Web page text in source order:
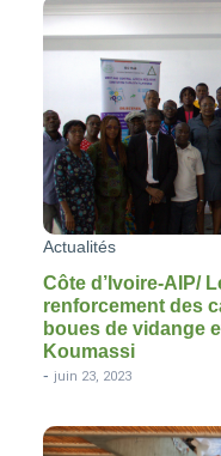
Actualités
Côte d’Ivoire-AIP/
renforcement des
boues de vidange
Koumassi
- juin 23, 2023